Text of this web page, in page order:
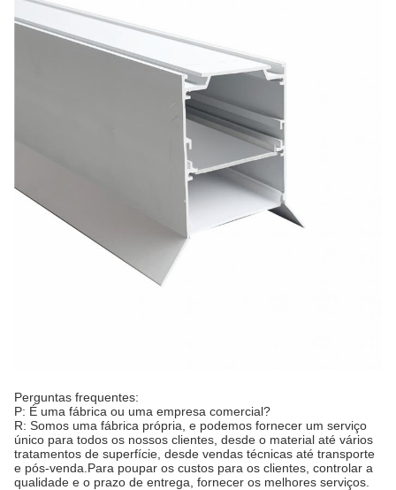
Perguntas frequentes:
P: É uma fábrica ou uma empresa comercial?
R: Somos uma fábrica própria, e podemos fornecer um serviço
único para todos os nossos clientes, desde o material até vários
tratamentos de superfície, desde vendas técnicas até transporte
e pós-venda.Para poupar os custos para os clientes, controlar a
qualidade e o prazo de entrega, fornecer os melhores serviços.